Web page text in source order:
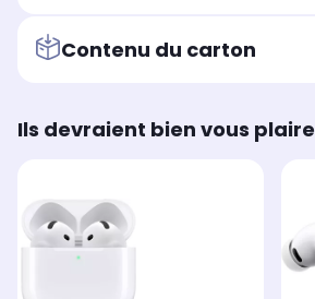
Contenu du carton
Ils devraient bien vous plaire